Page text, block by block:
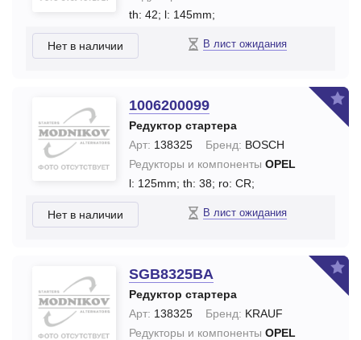
th: 42; l: 145mm;
Нет в наличии В лист ожидания
1006200099
Редуктор стартера
Арт: 138325 Бренд: BOSCH
Редукторы и компоненты OPEL
l: 125mm; th: 38; ro: CR;
Нет в наличии В лист ожидания
SGB8325BA
Редуктор стартера
Арт: 138325 Бренд: KRAUF
Редукторы и компоненты OPEL